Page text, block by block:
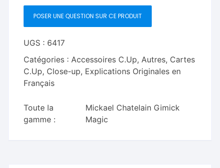
POSER UNE QUESTION SUR CE PRODUIT
UGS : 6417
Catégories :Accessoires C.Up,Autres, Cartes
C.Up, Close-up, Explications Originales en
Français
Toute la
gamme :
Mickael Chatelain Gimick
Magic